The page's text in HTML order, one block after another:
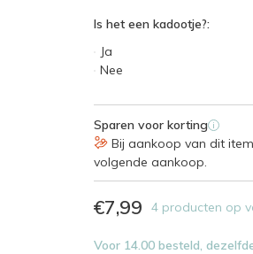
Is het een kadootje?:
Ja
Nee
Sparen voor korting i
Bij aankoop van dit
volgende aankoop.
€7,99 4 producten op
Voor 14.00 besteld,